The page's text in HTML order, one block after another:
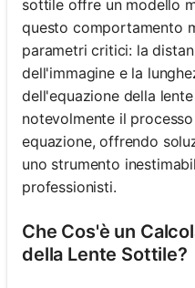
sottile offre un modello
questo comportamento
parametri critici: la
dell'immagine e la
dell'equazione della
notevolmente il
equazione, offrendo
uno strumento
professionisti.
Che Cos'è un
della Lente Sottile?